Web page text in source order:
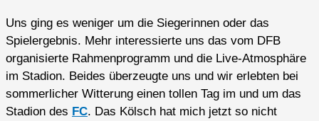
Uns ging es weniger um die Siegerinnen oder das
Spielergebnis. Mehr interessierte uns das vom DFB
organisierte Rahmenprogramm und die Live-Atmosphäre
im Stadion. Beides überzeugte uns und wir erlebten bei
sommerlicher Witterung einen tollen Tag im und um das
Stadion des FC. Das Kölsch hat mich jetzt so nicht